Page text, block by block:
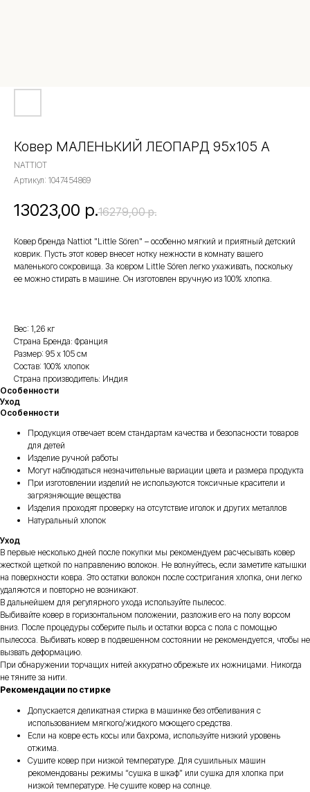
Ковер МАЛЕНЬКИЙ ЛЕОПАРД 95х105 А
NATTIOT
Артикул: 1047454869
13023,00 р.16279,00 р.
Ковер бренда Nattiot "Little Sören" – особенно мягкий и приятный детский
коврик. Пусть этот ковер внесет нотку нежности в комнату вашего
маленького сокровища. За ковром Little Sören легко ухаживать, поскольку
ее можно стирать в машине. Он изготовлен вручную из 100% хлопка.
Вес: 1,26 кг
Страна Бренда: Франция
Размер: 95 х 105 см
Состав: 100% хлопок
Страна производитель: Индия
Особенности
Уход
Особенности
Продукция отвечает всем стандартам качества и безопасности товаров
для детей
Изделие ручной работы
Могут наблюдаться незначительные вариации цвета и размера продукта
При изготовлении изделий не используются токсичные красители и
загрязняющие вещества
Изделия проходят проверку на отсутствие иголок и других металлов
Натуральный хлопок
Уход
В первые несколько дней после покупки мы рекомендуем расчесывать ковер
жесткой щеткой по направлению волокон. Не волнуйтесь, если заметите катышки
на поверхности ковра. Это остатки волокон после состригания хлопка, они легко
удаляются и повторно не возникают.
В дальнейшем для регулярного ухода используйте пылесос.
Выбивайте ковер в горизонтальном положении, разложив его на полу ворсом
вниз. После процедуры соберите пыль и остатки ворса с пола с помощью
пылесоса. Выбивать ковер в подвешенном состоянии не рекомендуется, чтобы не
вызвать деформацию.
При обнаружении торчащих нитей аккуратно обрежьте их ножницами. Никогда
не тяните за нити.
Рекомендации по стирке
Допускается деликатная стирка в машинке без отбеливания с
использованием мягкого/жидкого моющего средства.
Если на ковре есть косы или бахрома, используйте низкий уровень
отжима.
Сушите ковер при низкой температуре. Для сушильных машин
рекомендованы режимы “сушка в шкаф” или сушка для хлопка при
низкой температуре. Не сушите ковер на солнце.